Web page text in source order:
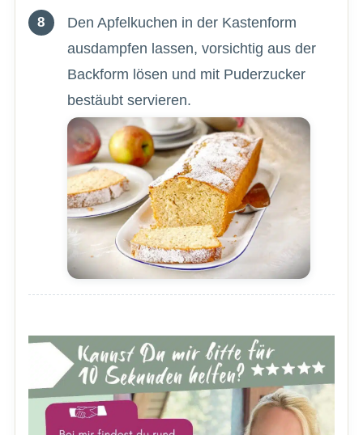
Den Apfelkuchen in der Kastenform
ausdampfen lassen, vorsichtig aus der
Backform lösen und mit Puderzucker
bestäubt servieren.